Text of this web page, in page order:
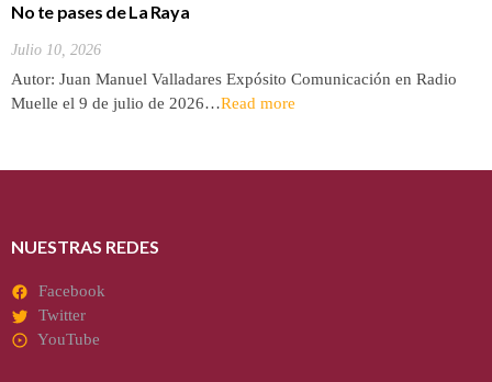
No te pases de La Raya
Julio 10, 2026
Autor: Juan Manuel Valladares Expósito Comunicación en Radio
Muelle el 9 de julio de 2026…Read more
NUESTRAS REDES
Facebook
Twitter
YouTube